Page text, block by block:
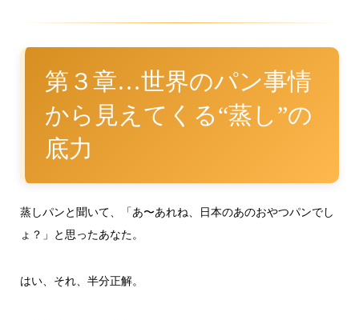
第３章…世界のパン事情
から見えてくる“蒸し”の
底力
蒸しパンと聞いて、「あ〜あれね、日本のあのおやつパンでし
ょ？」と思ったあなた。
はい、それ、半分正解。